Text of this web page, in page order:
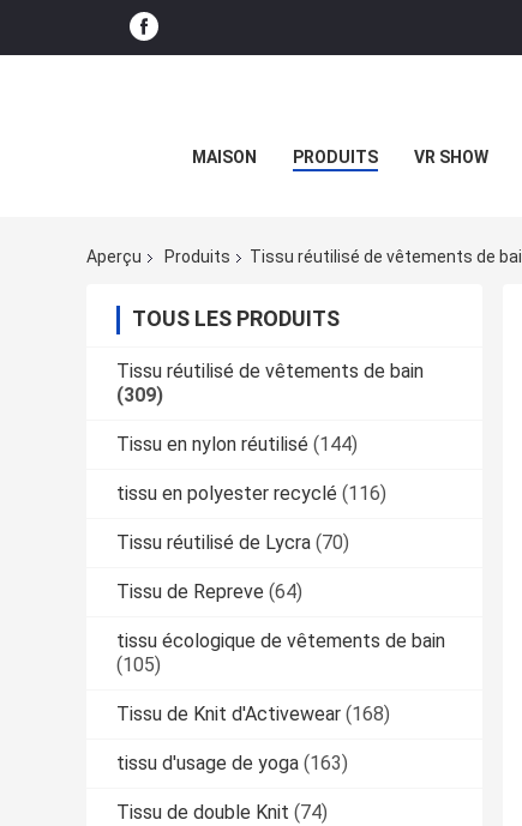
MAISON PRODUITS VR SHOW
Aperçu Produits Tissu réutilisé de vêtements de
TOUS LES PRODUITS
Tissu réutilisé de vêtements de bain
(309)
Tissu en nylon réutilisé (144)
tissu en polyester recyclé (116)
Tissu réutilisé de Lycra (70)
Tissu de Repreve (64)
tissu écologique de vêtements de bain
(105)
Tissu de Knit d'Activewear (168)
tissu d'usage de yoga (163)
Tissu de double Knit (74)